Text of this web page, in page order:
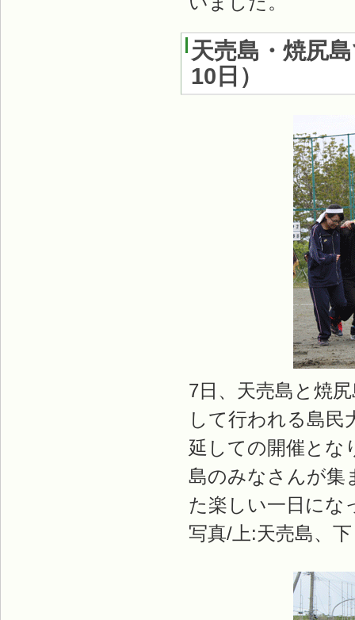
天売島・焼尻
10日 ）
7日、天売島と焼
して行われる島民
延しての開催とな
島のみなさんが集
た楽しい一日にな
写真/上:天売島、